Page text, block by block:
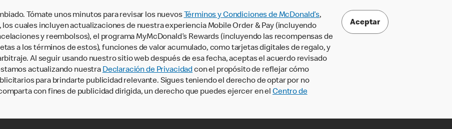
Tómate unos minutos para revisar los nuevos Términos y Condiciones de McDonald’s,
cuales incluyen actualizaciones de nuestra experiencia Mobile Order & Pay (incluyendo
y reembolsos), el programa MyMcDonald’s Rewards (incluyendo las recompensas de
a los términos de estos), funciones de valor acumulado, como tarjetas digitales de regalo, y
Al seguir usando nuestro sitio web después de esa fecha, aceptas el acuerdo revisado
actualizando nuestra Declaración de Privacidadcon el propósito de reflejar cómo
para brindarte publicidad relevante. Sigues teniendo el derecho de optar por no
con fines de publicidad dirigida, un derecho que puedes ejercer en el Centro de
Aceptar